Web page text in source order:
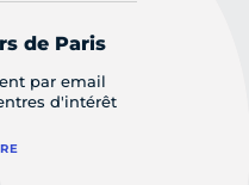
de Paris
par email
d'intérêt